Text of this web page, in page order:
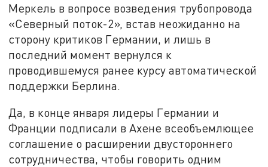
Меркель в вопросе возведения трубопровода
«Северный поток-2», встав неожиданно на
сторону критиков Германии, и лишь в
последний момент вернулся к
проводившемуся ранее курсу автоматической
поддержки Берлина.
Да, в конце января лидеры Германии и
Франции подписали в Ахене всеобъемлющее
соглашение о расширении двустороннего
сотрудничества, чтобы говорить одним